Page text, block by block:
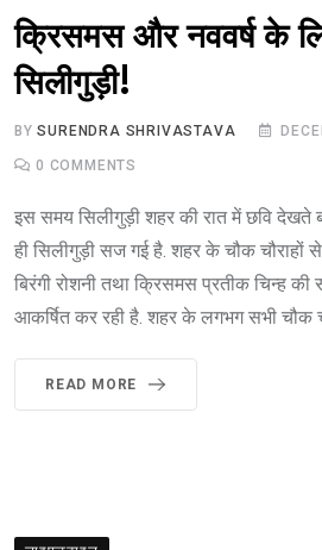
क्रिसमस और नववर्ष के
सिलीगुड़ी!
BYSURENDRA SHRIVASTAVA
0 COMMENTS
इस समय सिलीगुड़ी शहर की रात में छवि देखते
ही सिलीगुड़ी सज गई है. शहर के चौक चौराहों
बिरंगी रोशनी तथा क्रिसमस प्रतीक चिन्ह
आकर्षित कर रही है. शहर के लगभग सभी चौक
READ MORE